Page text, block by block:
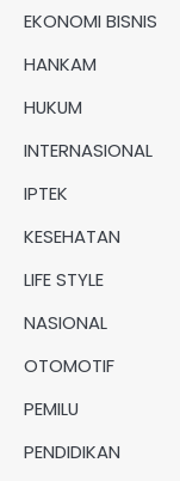
EKONOMI BISNIS
HANKAM
HUKUM
INTERNASIONAL
IPTEK
KESEHATAN
LIFE STYLE
NASIONAL
OTOMOTIF
PEMILU
PENDIDIKAN